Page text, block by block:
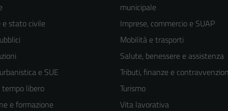
e stato civile
e SUE
libero
e formazione
municipale
Imprese, commercio e SUAP
Mobilità e trasporti
Salute, benessere e assistenza
Tributi, finanze e
Turismo
Vita lavorativa